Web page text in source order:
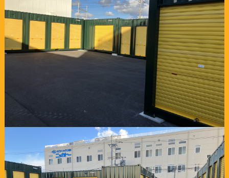
3ヶ月"半額"キャンペーン スペースプラス蒲郡大塚町
2026年07月06日
6ヶ月"半額"キャンペーン スペースプラス姫路玉手
キャンペーン情報一覧
インボイス制度に関するご連絡
メンテナンスに伴うサービスの一時停止について
2026年06月01日
6月5日（金） 営業時間短縮のご案内